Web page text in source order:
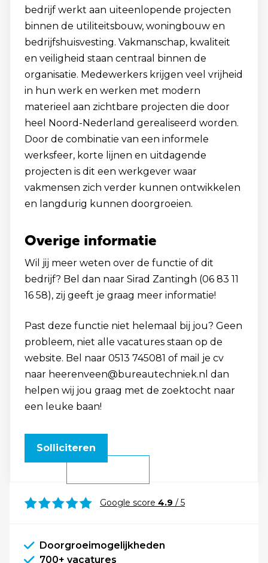
bedrijf werkt aan uiteenlopende projecten
binnen de utiliteitsbouw, woningbouw en
bedrijfshuisvesting. Vakmanschap, kwaliteit
en veiligheid staan centraal binnen de
organisatie. Medewerkers krijgen veel vrijheid
in hun werk en werken met modern
materieel aan zichtbare projecten die door
heel Noord-Nederland gerealiseerd worden.
Door de combinatie van een informele
werksfeer, korte lijnen en uitdagende
projecten is dit een werkgever waar
vakmensen zich verder kunnen ontwikkelen
en langdurig kunnen doorgroeien.
Overige informatie
Wil jij meer weten over de functie of dit
bedrijf? Bel dan naar Sirad Zantingh (06 83 11
16 58), zij geeft je graag meer informatie!
Past deze functie niet helemaal bij jou? Geen
probleem, niet alle vacatures staan op de
website. Bel naar 0513 745081 of mail je cv
naar heerenveen@bureautechniek.nl dan
helpen wij jou graag met de zoektocht naar
een leuke baan!
Solliciteren
Google score 4.9 / 5
Doorgroeimogelijkheden
700+ vacatures